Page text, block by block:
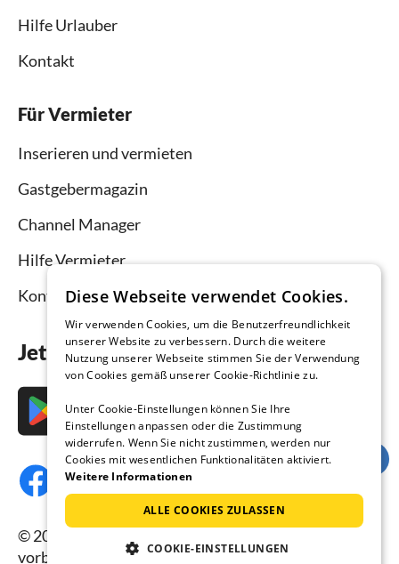
Hilfe Urlauber
Kontakt
Für Vermieter
Inserieren und vermieten
Gastgebermagazin
Channel Manager
Hilfe Vermieter
Kontakt
Jetzt die App downloaden
© 2026 Ferienhausmiete.de, alle Rechte
vorbehalten.
Diese Webseite verwendet Cookies.
Wir verwenden Cookies, um die Benutzerfreundlichkeit
unserer Website zu verbessern. Durch die weitere
Nutzung unserer Webseite stimmen Sie der Verwendung
von Cookies gemäß unserer Cookie-Richtlinie zu.
Unter Cookie-Einstellungen können Sie Ihre
Einstellungen anpassen oder die Zustimmung
widerrufen. Wenn Sie nicht zustimmen, werden nur
Cookies mit wesentlichen Funktionalitäten aktiviert.
Weitere Informationen
ALLE COOKIES ZULASSEN
COOKIE-EINSTELLUNGEN